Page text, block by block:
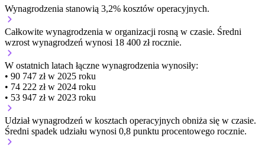
Wynagrodzenia stanowią 3,2% kosztów operacyjnych.
Całkowite wynagrodzenia w organizacji rosną w czasie. Średni
wzrost wynagrodzeń wynosi 18 400 zł rocznie.
W ostatnich latach łączne wynagrodzenia wynosiły:
• 90 747 zł w 2025 roku
• 74 222 zł w 2024 roku
• 53 947 zł w 2023 roku
Udział wynagrodzeń w kosztach operacyjnych obniża się w czasie.
Średni spadek udziału wynosi 0,8 punktu procentowego rocznie.